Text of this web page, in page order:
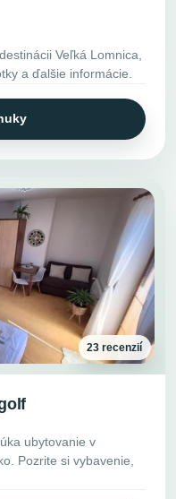
Veľká Lomnica,
a ďalšie informácie.
23 recenzií
ubytovanie v
Pozrite si vybavenie,